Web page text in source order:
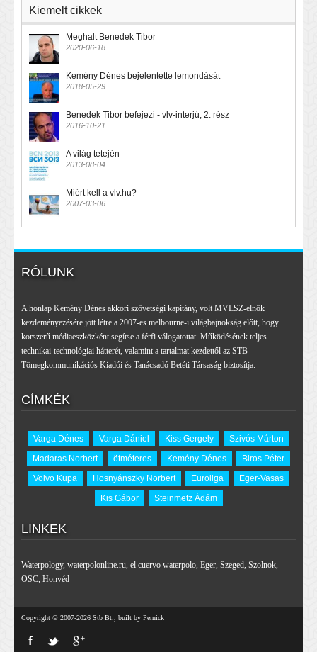
Kiemelt cikkek
Meghalt Benedek Tibor
2020-06-18
Kemény Dénes bejelentette lemondását
2018-05-29
Benedek Tibor befejezi - vlv-interjú, 2. rész
2016-10-21
A világ tetején
2013-08-04
Miért kell a vlv.hu?
2007-03-06
RÓLUNK
A honlap Kemény Dénes akkori szövetségi kapitány, volt MVLSZ-elnök
kezdeményezésére jött létre a 2007-es melbourne-i világbajnokság előtt, hogy
korszerű médiaeszközként segítse a férfi válogatottat. Működésének teljes
technikai-technológiai hátterét, valamint a tartalmat kezdettől az STB
Tömegkommunikációs Kiadói és Tanácsadó Betéti Társaság biztosítja.
CÍMKÉK
Varga Dénes Varga Dániel Kiss Gergely
Szivós Márton
Madaras Norbert
ötméteres Kemény Dénes
Biros Péter
Volvo Kupa
Hosnyánszky Norbert Euroliga
Eger-Vasas
Kis Gábor
Steinmetz Ádám
LINKEK
Waterpology, waterpolonline.ru, el cuervo waterpolo, Eger, Szeged, Szolnok,
OSC, Honvéd
Copyright © 2007-2026 Stb Bt., built by Pernick